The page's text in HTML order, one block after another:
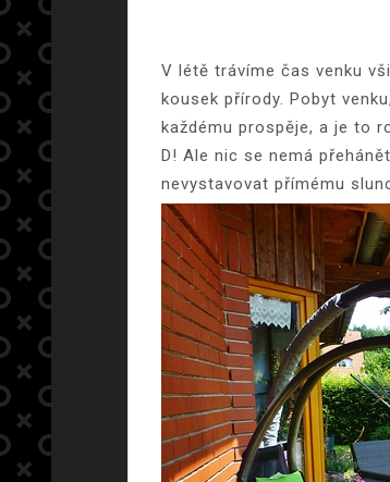
V létě trávíme čas venku
kousek přírody. Pobyt
každému prospěje, a je to
D! Ale nic se nemá
nevystavovat přímému